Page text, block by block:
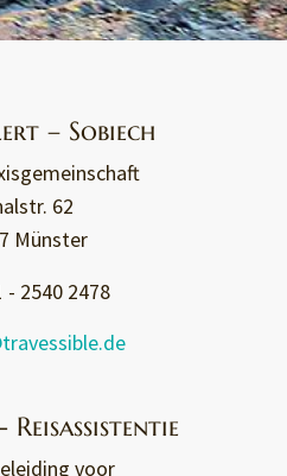
– Sobiech
62
Münster
- 2540 2478
Reisassistentie
voor